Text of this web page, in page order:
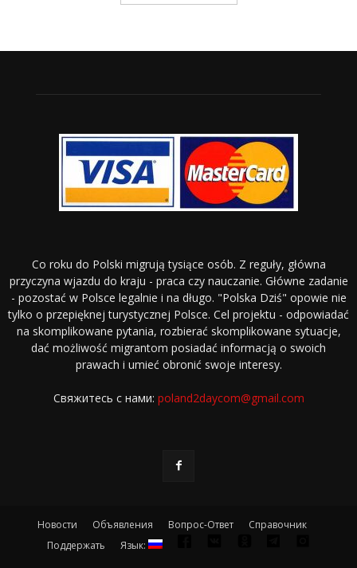
Co roku do Polski migrują tysiące osób. Z reguły, główna
przyczyna wjazdu do kraju - praca czy nauczanie. Główne zadanie
- pozostać w Polsce legalnie i na długo. "Polska Dziś" opowie nie
tylko o przepięknej turystycznej Polsce. Cel projektu - odpowiadać
na skomplikowane pytania, rozbierać skomplikowane sytuacje,
dać możliwość migrantom posiadać informacją o swoich
prawach i umieć obronić swoje interesy.
Свяжитесь с нами: poland2daycom@gmail.com
Новости Объявления Вопрос-Ответ
Справочник
Поддержать
Язык: